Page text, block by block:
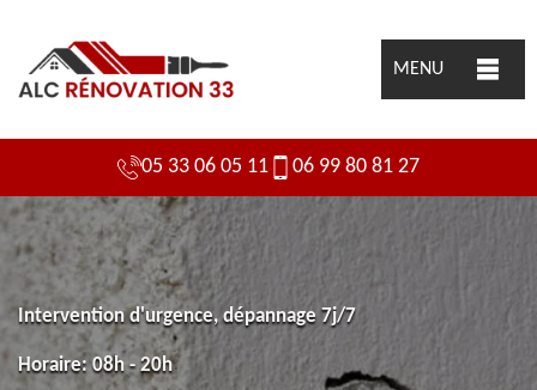
MENU
05 33 06 05 11 06 99 80 81 27
Intervention d'urgence, dépannage 7j/7
Horaire: 08h - 20h